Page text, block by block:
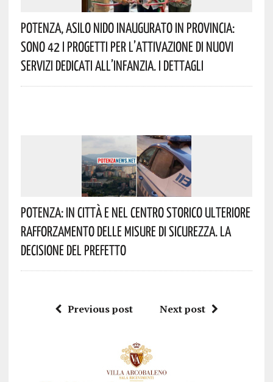
Potenza, Asilo Nido Inaugurato In Provincia:
Sono 42 I Progetti Per L’attivazione Di Nuovi
Servizi Dedicati All’infanzia. I Dettagli
Potenza: In Città E Nel Centro Storico Ulteriore
Rafforzamento Delle Misure Di Sicurezza. La
Decisione Del Prefetto
Previous post Next post